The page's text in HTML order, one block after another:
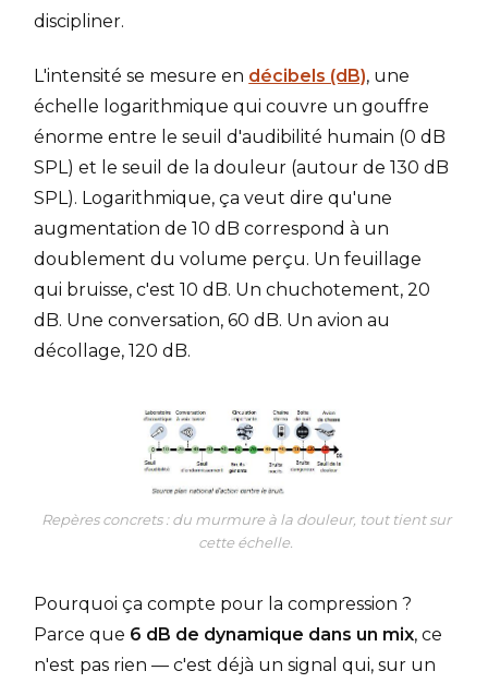
discipliner.
L'intensité se mesure en décibels (dB), une
échelle logarithmique qui couvre un gouffre
énorme entre le seuil d'audibilité humain (0 dB
SPL) et le seuil de la douleur (autour de 130 dB
SPL). Logarithmique, ça veut dire qu'une
augmentation de 10 dB correspond à un
doublement du volume perçu. Un feuillage
qui bruisse, c'est 10 dB. Un chuchotement, 20
dB. Une conversation, 60 dB. Un avion au
décollage, 120 dB.
Repères concrets : du murmure à la douleur, tout tient sur
cette échelle.
Pourquoi ça compte pour la compression ?
Parce que 6 dB de dynamique dans un mix, ce
n'est pas rien — c'est déjà un signal qui, sur un